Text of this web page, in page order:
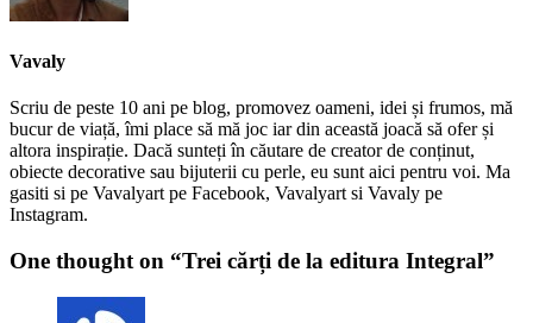
Vavaly
Scriu de peste 10 ani pe blog, promovez oameni, idei și frumos, mă
bucur de viață, îmi place să mă joc iar din această joacă să ofer și
altora inspirație. Dacă sunteți în căutare de creator de conținut,
obiecte decorative sau bijuterii cu perle, eu sunt aici pentru voi. Ma
gasiti si pe Vavalyart pe Facebook, Vavalyart si Vavaly pe
Instagram.
One thought on “Trei cărți de la editura Integral”